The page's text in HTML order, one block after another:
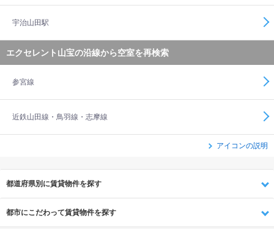
宇治山田駅
エクセレント山宝の沿線から空室を再検索
参宮線
近鉄山田線・鳥羽線・志摩線
アイコンの説明
都道府県別に賃貸物件を探す
都市にこだわって賃貸物件を探す